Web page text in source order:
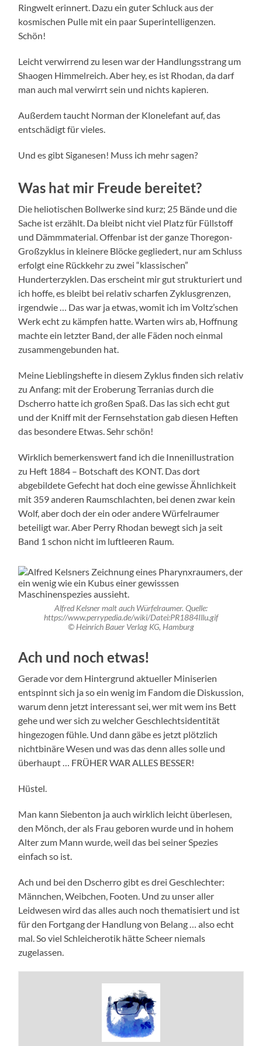
Ringwelt erinnert. Dazu ein guter Schluck aus der
kosmischen Pulle mit ein paar Superintelligenzen.
Schön!
Leicht verwirrend zu lesen war der Handlungsstrang um
Shaogen Himmelreich. Aber hey, es ist Rhodan, da darf
man auch mal verwirrt sein und nichts kapieren.
Außerdem taucht Norman der Klonelefant auf, das
entschädigt für vieles.
Und es gibt Siganesen! Muss ich mehr sagen?
Was hat mir Freude bereitet?
Die heliotischen Bollwerke sind kurz; 25 Bände und die
Sache ist erzählt. Da bleibt nicht viel Platz für Füllstoff
und Dämmmaterial. Offenbar ist der ganze Thoregon-
Großzyklus in kleinere Blöcke gegliedert, nur am Schluss
erfolgt eine Rückkehr zu zwei “klassischen”
Hunderterzyklen. Das erscheint mir gut strukturiert und
ich hoffe, es bleibt bei relativ scharfen Zyklusgrenzen,
irgendwie … Das war ja etwas, womit ich im Voltz’schen
Werk echt zu kämpfen hatte. Warten wirs ab, Hoffnung
machte ein letzter Band, der alle Fäden noch einmal
zusammengebunden hat.
Meine Lieblingshefte in diesem Zyklus finden sich relativ
zu Anfang: mit der Eroberung Terranias durch die
Dscherro hatte ich großen Spaß. Das las sich echt gut
und der Kniff mit der Fernsehstation gab diesen Heften
das besondere Etwas. Sehr schön!
Wirklich bemerkenswert fand ich die Innenillustration
zu Heft 1884 – Botschaft des KONT. Das dort
abgebildete Gefecht hat doch eine gewisse Ähnlichkeit
mit 359 anderen Raumschlachten, bei denen zwar kein
Wolf, aber doch der ein oder andere Würfelraumer
beteiligt war. Aber Perry Rhodan bewegt sich ja seit
Band 1 schon nicht im luftleeren Raum.
Alfred Kelsner malt auch Würfelraumer. Quelle:
https://www.perrypedia.de/wiki/Datei:PR1884Illu.gif
© Heinrich Bauer Verlag KG, Hamburg
Ach und noch etwas!
Gerade vor dem Hintergrund aktueller Miniserien
entspinnt sich ja so ein wenig im Fandom die Diskussion,
warum denn jetzt interessant sei, wer mit wem ins Bett
gehe und wer sich zu welcher Geschlechtsidentität
hingezogen fühle. Und dann gäbe es jetzt plötzlich
nichtbinäre Wesen und was das denn alles solle und
überhaupt … FRÜHER WAR ALLES BESSER!
Hüstel.
Man kann Siebenton ja auch wirklich leicht überlesen,
den Mönch, der als Frau geboren wurde und in hohem
Alter zum Mann wurde, weil das bei seiner Spezies
einfach so ist.
Ach und bei den Dscherro gibt es drei Geschlechter:
Männchen, Weibchen, Footen. Und zu unser aller
Leidwesen wird das alles auch noch thematisiert und ist
für den Fortgang der Handlung von Belang … also echt
mal. So viel Schleicherotik hätte Scheer niemals
zugelassen.